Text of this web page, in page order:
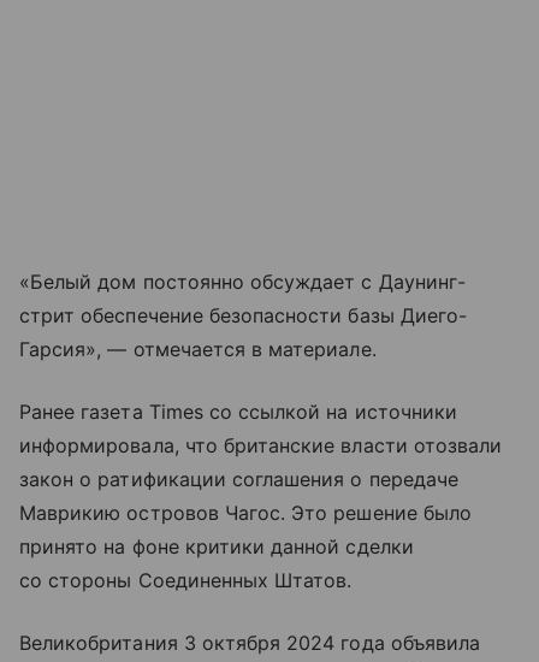
«Белый дом постоянно обсуждает с Даунинг-
стрит обеспечение безопасности базы Диего-
Гарсия», — отмечается в материале.
Ранее газета Times со ссылкой на источники
информировала, что британские власти отозвали
закон о ратификации соглашения о передаче
Маврикию островов Чагос. Это решение было
принято на фоне критики данной сделки
со стороны Соединенных Штатов.
Великобритания 3 октября 2024 года объявила